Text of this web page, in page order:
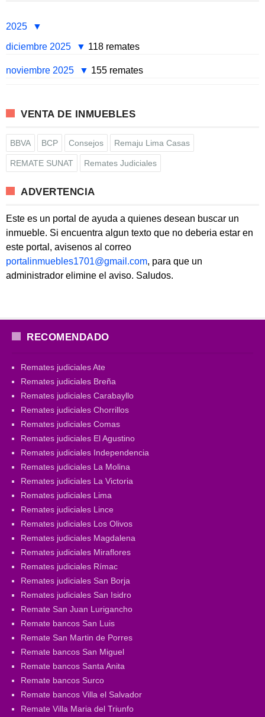
2025
diciembre 2025
118 remates
noviembre 2025 155 remates
VENTA DE INMUEBLES
BBVA BCP Consejos Remaju Lima Casas
REMATE SUNAT Remates Judiciales
ADVERTENCIA
Este es un portal de ayuda a quienes desean buscar un
inmueble. Si encuentra algun texto que no deberia estar en
este portal, avisenos al correo
portalinmuebles1701@gmail.com, para que un
administrador elimine el aviso. Saludos.
RECOMENDADO
Remates judiciales Ate
Remates judiciales Breña
Remates judiciales Carabayllo
Remates judiciales Chorrillos
Remates judiciales Comas
Remates judiciales El Agustino
Remates judiciales Independencia
Remates judiciales La Molina
Remates judiciales La Victoria
Remates judiciales Lima
Remates judiciales Lince
Remates judiciales Los Olivos
Remates judiciales Magdalena
Remates judiciales Miraflores
Remates judiciales Rímac
Remates judiciales San Borja
Remates judiciales San Isidro
Remate San Juan Lurigancho
Remate bancos San Luis
Remate San Martin de Porres
Remate bancos San Miguel
Remate bancos Santa Anita
Remate bancos Surco
Remate bancos Villa el Salvador
Remate Villa Maria del Triunfo